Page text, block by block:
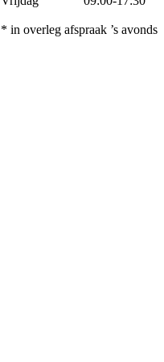
* in overleg afspraak ’s avonds